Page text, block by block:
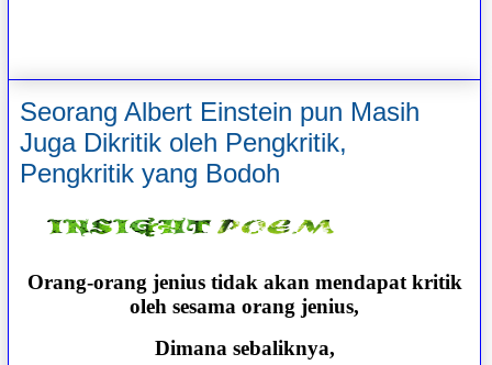
Seorang Albert Einstein pun Masih
Juga Dikritik oleh Pengkritik,
Pengkritik yang Bodoh
Orang-orang jenius tidak akan mendapat kritik
oleh sesama orang jenius,
Dimana sebaliknya,